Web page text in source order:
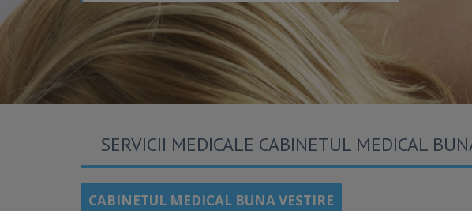
SERVICII MEDICALE CABINETUL MEDICAL
CABINETUL MEDICAL BUNA VESTIRE